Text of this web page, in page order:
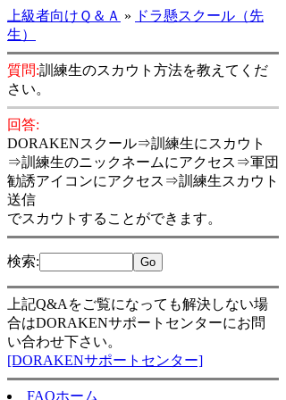
上級者向けＱ＆Ａ » ドラ懸スクール（先
生）
質問:訓練生のスカウト方法を教えてくだ
さい。
回答:
DORAKENスクール⇒訓練生にスカウト
⇒訓練生のニックネームにアクセス⇒軍団
勧誘アイコンにアクセス⇒訓練生スカウト
送信
でスカウトすることができます。
検索:
上記Q&Aをご覧になっても解決しない場
合はDORAKENサポートセンターにお問
い合わせ下さい。
[DORAKENサポートセンター]
FAQホーム